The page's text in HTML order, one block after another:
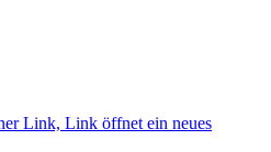
Link, Link öffnet ein neues